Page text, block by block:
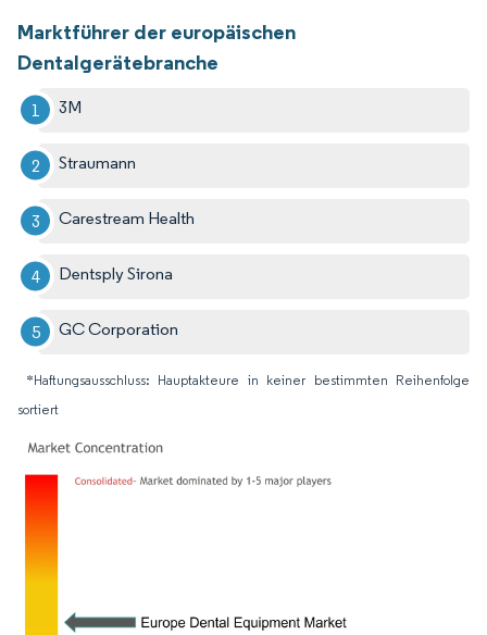
Marktführer der europäischen
Dentalgerätebranche
3M
Straumann
Carestream Health
Dentsply Sirona
GC Corporation
*Haftungsausschluss: Hauptakteure in keiner bestimmten Reihenfolge
sortiert